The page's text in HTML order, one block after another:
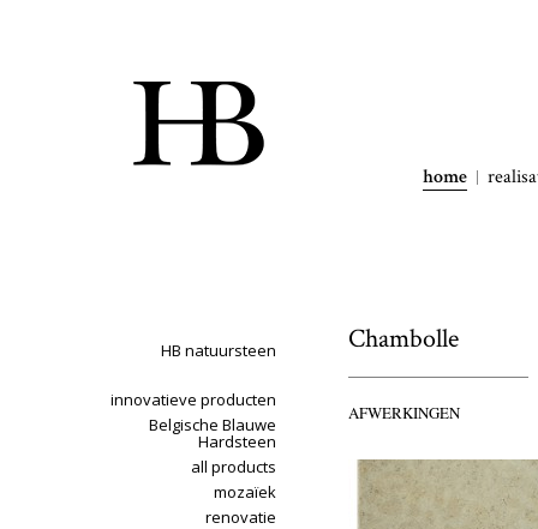
home
HB natuursteen
innovatieve producten
Belgische Blauwe
Hardsteen
all products
mozaïek
renovatie
Chambolle
AFWERKINGEN